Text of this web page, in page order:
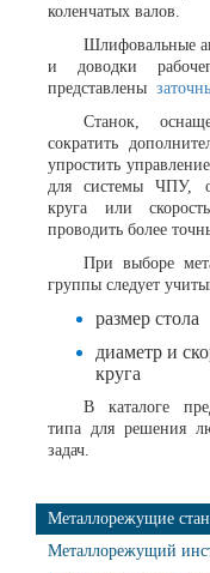
коленчатых валов.
Шлифовальные
и доводки
представлены
Станок,
сократить
упростить
для системы ЧПУ,
круга или
проводить более
При выборе
группы следует
размер стола
диаметр и
круга
В каталоге
типа для решения
задач.
Металлорежущие
Металлорежущий